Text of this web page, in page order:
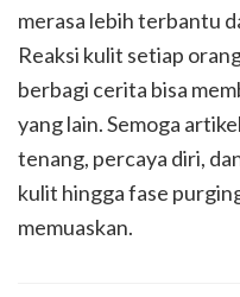
merasa lebih terbantu
Reaksi kulit setiap
berbagi cerita bisa
yang lain. Semoga
tenang, percaya diri,
kulit hingga fase
memuaskan.